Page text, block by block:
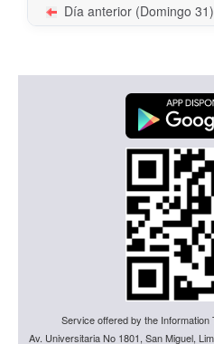
Día anterior (Domingo 31)
Service offered by the Information
Av. Universitaria No 1801, San Miguel,